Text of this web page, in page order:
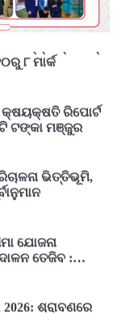
୮ ମାର୍କ
ରିପୋର୍ଟ
ଟଙ୍କା ମଞ୍ଜୁର
ଭିତ୍ତିଭୂମି,
ଯୋଜନା
ତେଜିବ :
ଶ୍ରାବଣରେ
ଶିବଙ୍କ ଏହି
ହୋଇପାରେ